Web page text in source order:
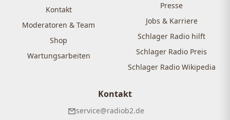
Kontakt
Moderatoren & Team
Shop
Wartungsarbeiten
Presse
Jobs & Karriere
Schlager Radio hilft
Schlager Radio Preis
Schlager Radio Wikipedia
Kontakt
service@radiob2.de